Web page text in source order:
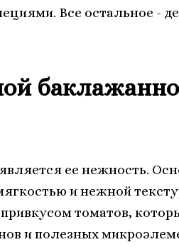
Все остальное -
ее нежность.
и нежной
томатов,
и полезных